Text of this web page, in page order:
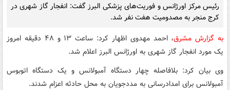
رئیس مرکز اورژانس و فوریت‌های پزشکی البرز گفت: انفجار گاز شهری در
کرج منجر به مصدومیت هفت نفر شد.
به گزارش مشرق
، احمد مهدوی اظهار کرد: ساعت ۱۳ و ۴۸ دقیقه امروز
یک مورد انفجار گاز شهری به اورژانس البرز اعلام شد.
وی بیان کرد: بلافاصله چهار دستگاه آمبولانس و یک دستگاه اتوبوس
آمبولانس برای امدادرسانی به مددجویان به محل حادثه اعزام شدند.